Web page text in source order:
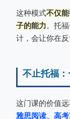
这种模式不仅
子的能力。托
计，会让你在反
不止托福
这门课的价值
雅思阅读、高考